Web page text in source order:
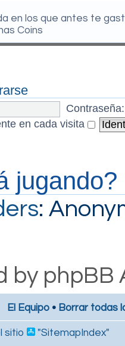
en los que antes te
Coins
Contraseña:
en cada visita
jugando?
:
by
El Equipo • Borrar todas
sitio "SitemapIndex"